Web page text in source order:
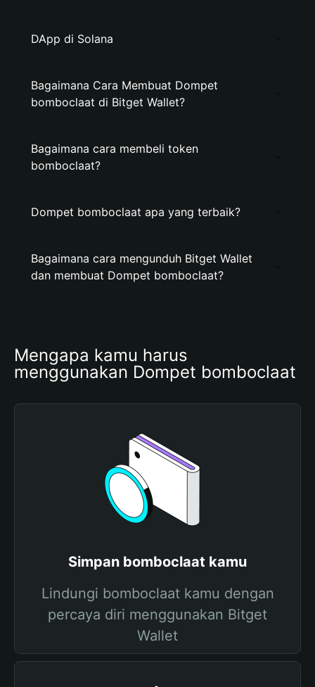
DApp di Solana
Bagaimana Cara Membuat Dompet
bomboclaat di Bitget Wallet?
Bagaimana cara membeli token
bomboclaat?
Dompet bomboclaat apa yang terbaik?
Bagaimana cara mengunduh Bitget Wallet
dan membuat Dompet bomboclaat?
Mengapa kamu harus
menggunakan Dompet bomboclaat
Simpan bomboclaat kamu
Lindungi bomboclaat kamu dengan
percaya diri menggunakan Bitget
Wallet